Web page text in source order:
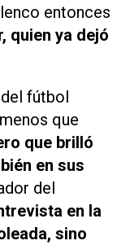
entonces
quien ya dejó
fútbol
que
que brilló
en sus
del
en la
sino